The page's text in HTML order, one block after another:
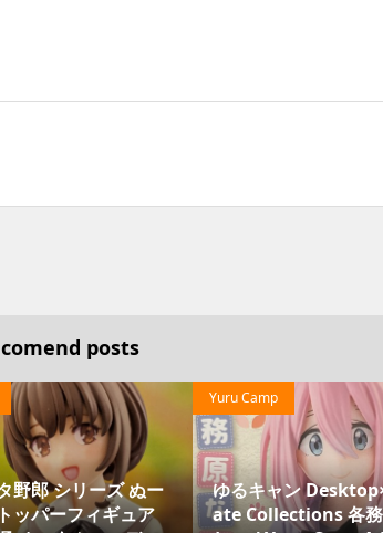
posts
ズ ぬー
ギュア
ゆるキャン Desktop×Decor
ate Collections 各務原なで
Yuru Camp